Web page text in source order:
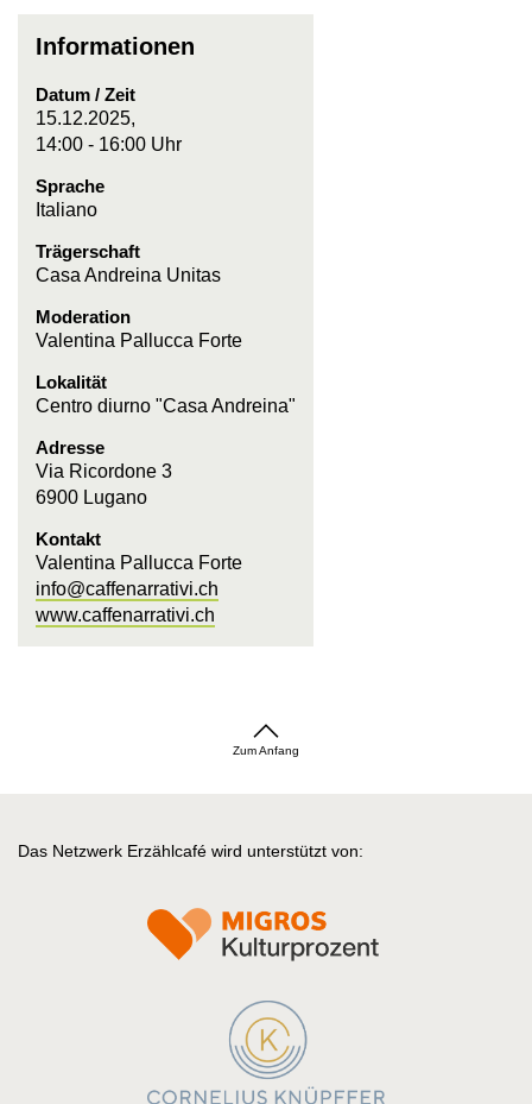
Informationen
Datum / Zeit
15.12.2025,
14:00 - 16:00 Uhr
Sprache
Italiano
Trägerschaft
Casa Andreina Unitas
Moderation
Valentina Pallucca Forte
Lokalität
Centro diurno "Casa Andreina"
Adresse
Via Ricordone 3
6900 Lugano
Kontakt
Valentina Pallucca Forte
info@caffenarrativi.ch
www.caffenarrativi.ch
Zum Anfang
Das Netzwerk Erzählcafé wird unterstützt von: